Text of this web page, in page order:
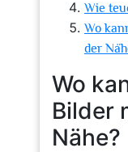
Wie
Wo
der
Wo
Bilder
Nähe?